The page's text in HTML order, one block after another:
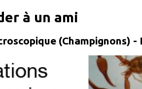
à un ami
(Champignons) -